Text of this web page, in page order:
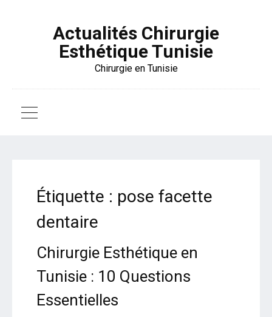
Actualités Chirurgie
Esthétique Tunisie
Chirurgie en Tunisie
Étiquette : pose facette
dentaire
Chirurgie Esthétique en
Tunisie : 10 Questions
Essentielles